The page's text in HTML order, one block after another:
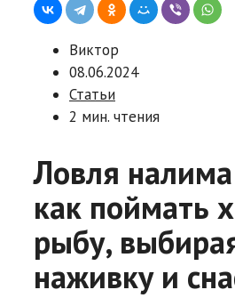
Виктор
08.06.2024
Статьи
2 мин. чтения
Ловля
как поймать
рыбу,
наживку и